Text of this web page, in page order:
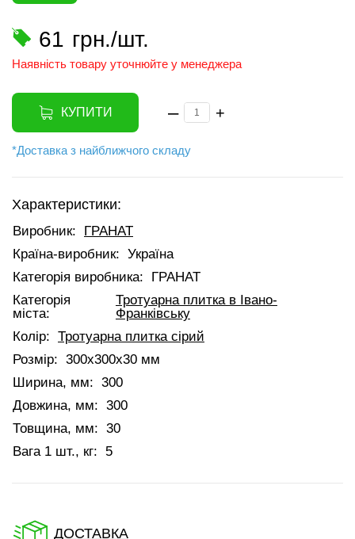
61 грн./шт.
Наявність товару уточнюйте у менеджера
КУПИТИ – +
*Доставка з найближчого складу
Характеристики:
Виробник:
ГРАНАТ
Країна-виробник: Україна
Категорія виробника:
ГРАНАТ
Категорія
міста:
Тротуарна плитка в Івано-
Франківську
Колір: Тротуарна плитка сірий
Розмір: 300х300х30 мм
Ширина, мм: 300
Довжина, мм: 300
Товщина, мм: 30
Вага 1 шт., кг:
5
ДОСТАВКА